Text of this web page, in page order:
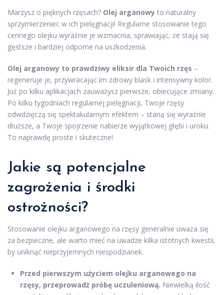
Marzysz o pięknych rzęsach? Olej arganowy to naturalny
sprzymierzeniec w ich pielęgnacji! Regularne stosowanie tego
cennego olejku wyraźnie je wzmacnia, sprawiając, że stają się
gęstsze i bardziej odporne na uszkodzenia.
Olej arganowy to prawdziwy eliksir dla Twoich rzęs –
regeneruje je, przywracając im zdrowy blask i intensywny kolor.
Już po kilku aplikacjach zauważysz pierwsze, obiecujące zmiany.
Po kilku tygodniach regularnej pielęgnacji, Twoje rzęsy
odwdzięczą się spektakularnym efektem – staną się wyraźnie
dłuższe, a Twoje spojrzenie nabierze wyjątkowej głębi i uroku.
To naprawdę proste i skuteczne!
Jakie są potencjalne
zagrożenia i środki
ostrożności?
Stosowanie olejku arganowego na rzęsy generalnie uważa się
za bezpieczne, ale warto mieć na uwadze kilka istotnych kwestii,
by uniknąć nieprzyjemnych niespodzianek.
Przed pierwszym użyciem olejku arganowego na
rzęsy, przeprowadź próbę uczuleniową. Niewielką ilość